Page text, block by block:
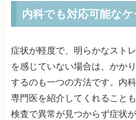
内科でも対応可能なケ
症状が軽度で、明らかなスト
を感じていない場合は、かか
するのも一つの方法です。内
専門医を紹介してくれること
検査で異常が見つからず症状